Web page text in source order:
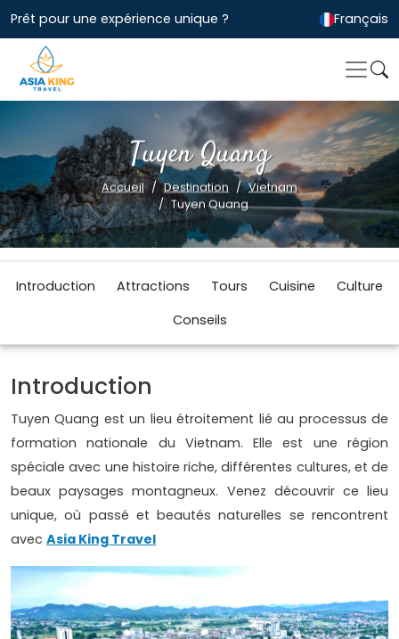
Prêt pour une expérience unique ? Français
Tuyen Quang
Accueil Destination
Vietnam
Tuyen Quang
Introduction Attractions Tours Cuisine
Culture
Conseils
Introduction
Tuyen Quang est un lieu étroitement lié au processus de
formation nationale du Vietnam. Elle est une région
spéciale avec une histoire riche, différentes cultures, et de
beaux paysages montagneux. Venez découvrir ce lieu
unique, où passé et beautés naturelles se rencontrent
avec Asia King Travel